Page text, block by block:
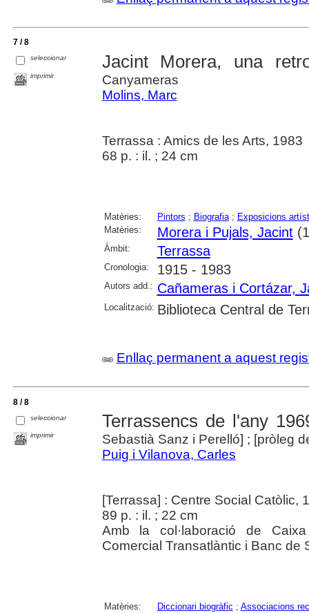
7 / 8
seleccionar
imprimir
Jacint Morera, una
Canyameras
Molins, Marc
Terrassa : Amics de les Arts, 1983
68 p. : il. ; 24 cm
Matèries: Pintors ; Biografia; Exposicions
Matèries:
Morera i Pujals, Jacint
Àmbit: Terrassa
Cronologia: 1915 - 1983
Autors add.: Cañameras i Cortázar,
Localització: Biblioteca Central de
Enllaç permanent a aquest
8 / 8
seleccionar
imprimir
Terrassencs de l'any
Sebastià Sanz i Perelló] ; [pròleg
Puig i Vilanova, Carles
[Terrassa] : Centre Social Catòlic,
89 p. : il. ; 22 cm
Amb la col·laboració de
Comercial Transatlàntic i Banc de
Matèries: Diccionari biogràfic ; Associacions